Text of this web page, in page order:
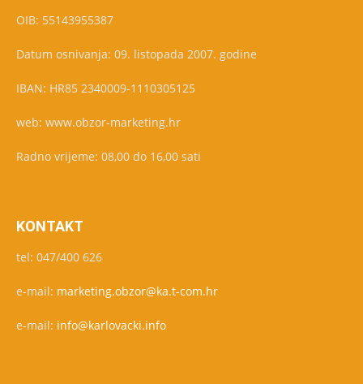
OIB: 55143955387
Datum osnivanja: 09. listopada 2007. godine
IBAN: HR85 2340009-1110305125
web: www.obzor-marketing.hr
Radno vrijeme: 08,00 do 16,00 sati
KONTAKT
tel: 047/400 626
e-mail: marketing.obzor@ka.t-com.hr
e-mail: info@karlovacki.info